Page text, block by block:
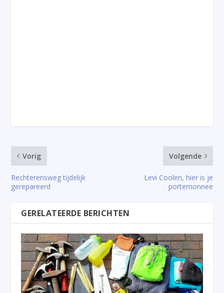
Vorig
Rechterensweg tijdelijk
gerepareerd
Volgende
Levi Coolen, hier is je
portemonnee
GERELATEERDE BERICHTEN